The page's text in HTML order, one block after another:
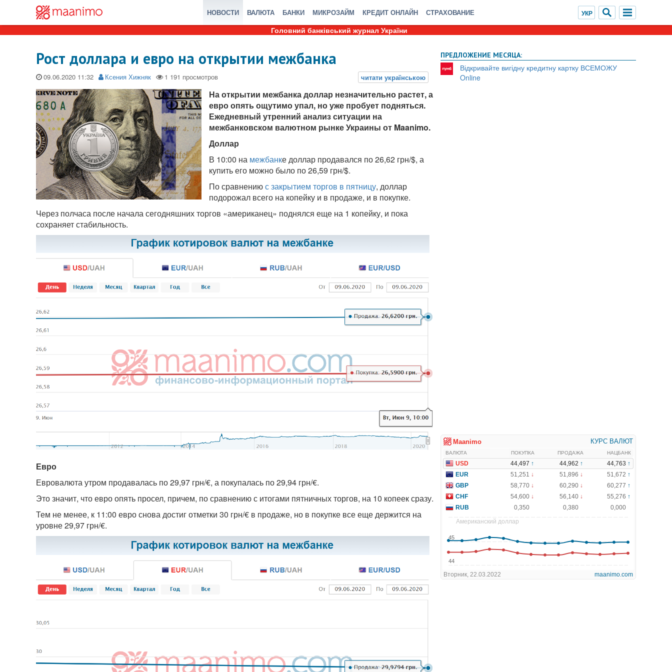
НОВОСТИ ВАЛЮТА БАНКИ МИКРОЗАЙМ КРЕДИТ ОНЛАЙН СТРАХОВАНИЕ
Головний банківський журнал України
Рост доллара и евро на открытии межбанка
09.06.2020 Ксения Хижняк
На открытии межбанка доллар незначительно растет, а
евро опять ощутимо упал, но уже пробует подняться.
Ежедневный утренний анализ ситуации на
межбанковском валютном рынке Украины от Maanimo.
Доллар
В 10:00 на межбанке доллар продавался по 26,62 грн/$, а
купить его можно было по 26,59 грн/$.
По сравнениюс закрытием торгов в пятницу, доллар
подорожал всего на копейку и в продаже, и в покупке.
Через полчаса после начала сегодняшних торгов «американец» поднялся еще на 1 копейку, и пока
сохраняет стабильность.
Евро
Евровалюта утром продавалась по 29,97 грн/€, а покупалась по 29,94 грн/€.
Это значит, что евро опять просел, причем, по сравнению с итогами пятничных торгов, на 10 копеек сразу.
Тем не менее, к 11:00 евро снова достиг отметки 30 грн/€ в продаже, но в покупке все еще держится на
уровне 29,97 грн/€.
ПРЕДЛОЖЕНИЕ МЕСЯЦА:
Відкривайте вигідну кредитну картку ВСЕМОЖУ
Online